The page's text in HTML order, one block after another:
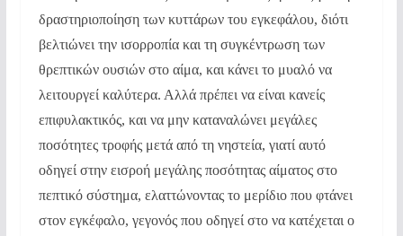
δραστηριοποίηση των κυττάρων του εγκεφάλου, διότι
βελτιώνει την ισορροπία και τη συγκέντρωση των
θρεπτικών ουσιών στο αίμα, και κάνει το μυαλό να
λειτουργεί καλύτερα. Αλλά πρέπει να είναι κανείς
επιφυλακτικός, και να μην καταναλώνει μεγάλες
ποσότητες τροφής μετά από τη νηστεία, γιατί αυτό
οδηγεί στην εισροή μεγάλης ποσότητας αίματος στο
πεπτικό σύστημα, ελαττώνοντας το μερίδιο που φτάνει
στον εγκέφαλο, γεγονός που οδηγεί στο να κατέχεται ο